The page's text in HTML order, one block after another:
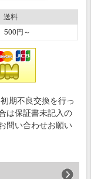
送料
500円～
期不良交換を行っ
は保証書未記入の
問い合わせお願い